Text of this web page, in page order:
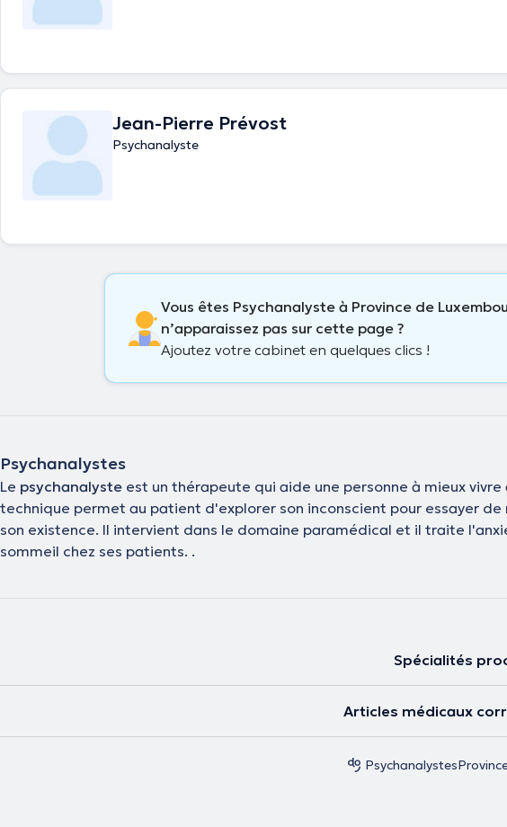
Jean-Pierre Prévost
Psychanalyste
Vous êtes Psychanalyste à Province de
n’apparaissez pas sur cette page ?
Ajoutez votre cabinet en quelques clics !
Psychanalystes
Le psychanalyste est un thérapeute qui aide une personne à mieux
technique permet au patient d'explorer son inconscient pour essayer
son existence. ll intervient dans le domaine paramédical et il traite
sommeil chez ses patients. .
Spécialités
Articles médicaux
Psychanalystes